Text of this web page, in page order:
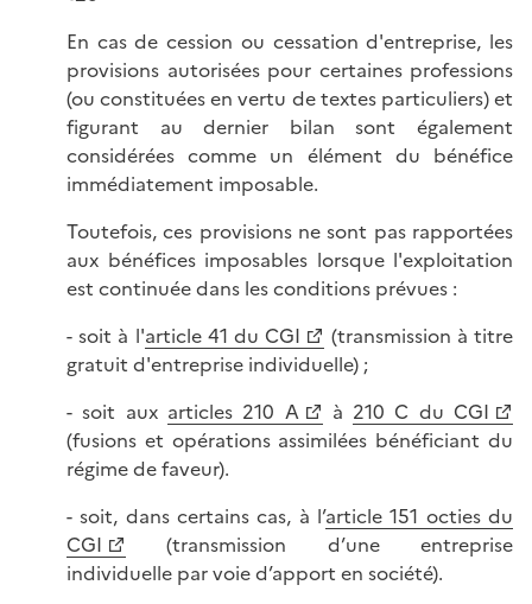
En cas de cession ou cessation d'entreprise, les
provisions autorisées pour certaines professions
(ou constituées en vertu de textes particuliers) et
figurant au dernier bilan sont également
considérées comme un élément du bénéfice
immédiatement imposable.
Toutefois, ces provisions ne sont pas rapportées
aux bénéfices imposables lorsque l'exploitation
est continuée dans les conditions prévues :
- soit à l'article 41 du CGI
(transmission à titre
gratuit d'entreprise individuelle) ;
- soit aux articles 210 A à 210 C du CGI
(fusions et opérations assimilées bénéficiant du
régime de faveur).
- soit, dans certains cas, à l’article 151 octies du
CGI
(transmission d’une entreprise
individuelle par voie d’apport en société).